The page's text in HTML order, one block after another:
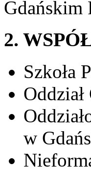
Gdańskim
2.
Szkoła
w